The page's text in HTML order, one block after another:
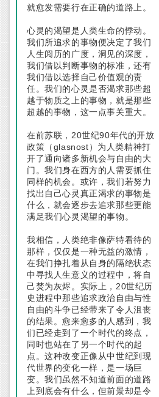
就愈发需要行在正确的道路上。
心灵的渴望是人类生命的悸动。
我们所追求的事物便决定了我们
人生阅历的广度，洞见的深度，
我们借以判断事物的标准，还有
我们借以选择自己价值观的责
任。我们的心灵是否渴求那些超
越于物质之上的事物，就是那些
超越的事物，这一点事关重大。
在前苏联， 20世纪90年代的开放
政策（ glasnost ）为人类精神打
开了通向诸多新机会与自由的大
门。我们身在西方的人需要抓住
同样的机会。或许，我们若努力
找出自己心灵真正渴求的事物是
什么，就会逐步去追求那些更能
满足我们心灵渴望的事物。
我相信，人类绝非像萨特看待的
那样，仅仅是一种无益的激情，
在我们挣扎着从自身的隔绝状态
中寻找人生意义的过程中，将自
己焚为灰烬。实际上， 20世纪历
史进程中那些追求政治自由与性
自由的斗争已经带来了令人沮丧
的结果。愈来愈多的人感到，我
们已经走到了一个时代的终点，
同时也站在了另一个时代的起
点。这种改变正像从中世纪到现
代世界的变化一样，是一场巨
变。我们虽然不知道前面的道路
上到底会有什么，但前景却是令